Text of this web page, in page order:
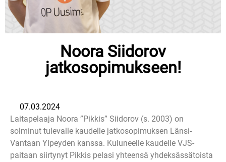
Noora Siidorov
jatkosopimukseen!
07.03.2024
Laitapelaaja Noora ”Pikkis” Siidorov (s. 2003) on
solminut tulevalle kaudelle jatkosopimuksen Länsi-
Vantaan Ylpeyden kanssa. Kuluneelle kaudelle VJS-
paitaan siirtynyt Pikkis pelasi yhteensä yhdeksässätoista